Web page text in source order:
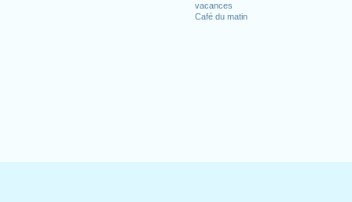
vacances
Café du matin